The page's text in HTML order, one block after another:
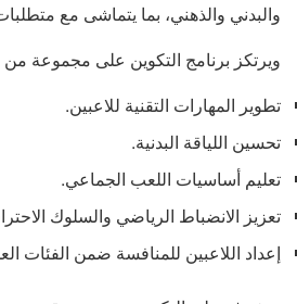
والبدني والذهني، بما يتماشى مع
ويرتكز برنامج التكوين على مجموعة من
تطوير المهارات التقنية للاعبين.
تحسين اللياقة البدنية.
تعليم أساسيات اللعب الجماعي.
تعزيز الانضباط الرياضي والسلوك
إعداد اللاعبين للمنافسة ضمن الفئات